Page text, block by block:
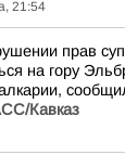
21:54
прав
на гору
Кавказ